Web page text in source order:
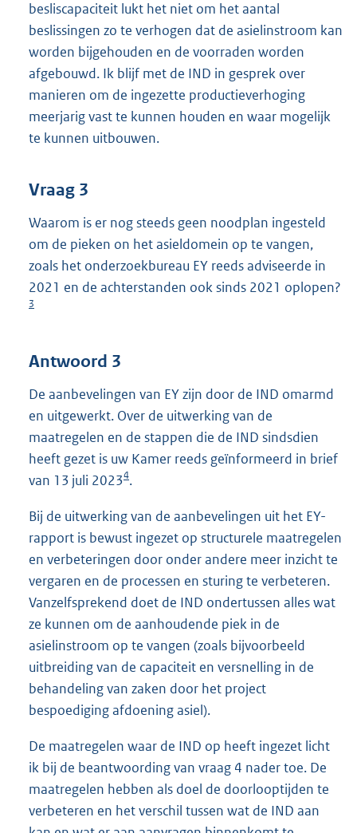
besliscapaciteit lukt het niet om het aantal
beslissingen zo te verhogen dat de asielinstroom kan
worden bijgehouden en de voorraden worden
afgebouwd. Ik blijf met de IND in gesprek over
manieren om de ingezette productieverhoging
meerjarig vast te kunnen houden en waar mogelijk
te kunnen uitbouwen.
Vraag 3
Waarom is er nog steeds geen noodplan ingesteld
om de pieken on het asieldomein op te vangen,
zoals het onderzoekbureau EY reeds adviseerde in
2021 en de achterstanden ook sinds 2021 oplopen?
3
Antwoord 3
De aanbevelingen van EY zijn door de IND omarmd
en uitgewerkt. Over de uitwerking van de
maatregelen en de stappen die de IND sindsdien
heeft gezet is uw Kamer reeds geïnformeerd in brief
van 13 juli 20234.
Bij de uitwerking van de aanbevelingen uit het EY-
rapport is bewust ingezet op structurele maatregelen
en verbeteringen door onder andere meer inzicht te
vergaren en de processen en sturing te verbeteren.
Vanzelfsprekend doet de IND ondertussen alles wat
ze kunnen om de aanhoudende piek in de
asielinstroom op te vangen (zoals bijvoorbeeld
uitbreiding van de capaciteit en versnelling in de
behandeling van zaken door het project
bespoediging afdoening asiel).
De maatregelen waar de IND op heeft ingezet licht
ik bij de beantwoording van vraag 4 nader toe. De
maatregelen hebben als doel de doorlooptijden te
verbeteren en het verschil tussen wat de IND aan